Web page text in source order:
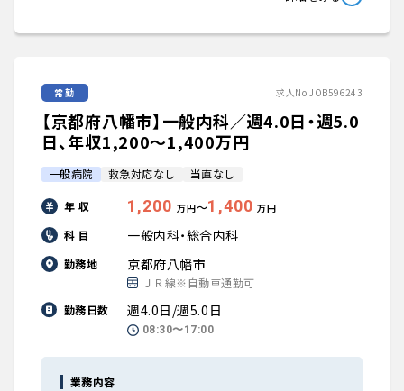
常勤 求人No.JOB596243
【京都府八幡市】一般内科／週4.0日・週5.0
日、年収1,200〜1,400万円
一般病院 救急対応なし 当直なし
年 収 1,200 万円〜1,400 万円
科 目 一般内科・総合内科
勤務地 京都府八幡市
ＪＲ線※自動車通勤可
勤務日数
週4.0日/週5.0日
08:30〜17:00
業務内容